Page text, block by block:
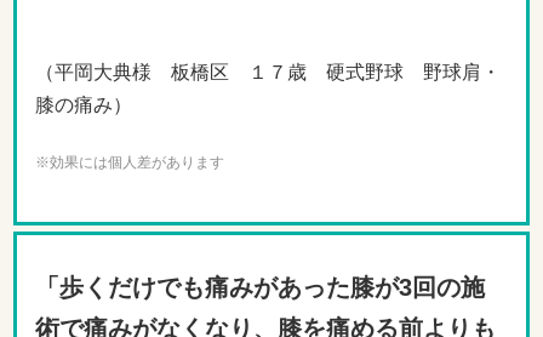
（平岡大典様 板橋区 １７歳 硬式野球 野球肩・
膝の痛み）
※効果には個人差があります
「歩くだけでも痛みがあった膝が3回の施
術で痛みがなくなり、膝を痛める前よりも